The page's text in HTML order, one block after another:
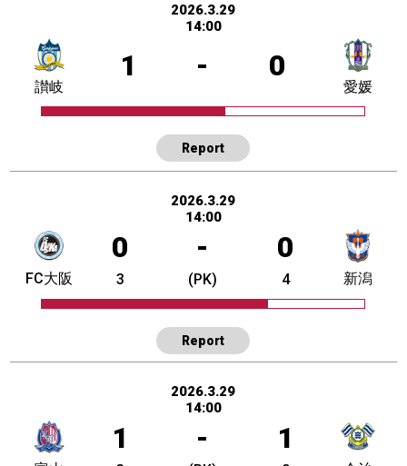
2026.3.29
14:00
1 - 0
讃岐 愛媛
Report
2026.3.29
14:00
0 - 0
FC大阪 3 (PK) 4 新潟
Report
2026.3.29
14:00
1 - 1